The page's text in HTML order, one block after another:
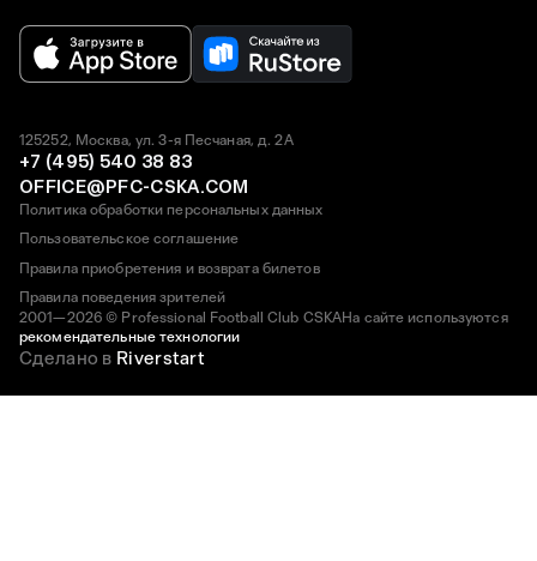
2001—2026 © Professional Football Club CSKAНа сайте используются
рекомендательные технологии
125252, Москва, ул. 3-я Песчаная, д. 2А
+7 (495) 540 38 83
OFFICE@PFC-CSKA.COM
Политика обработки персональных данных
Пользовательское соглашение
Правила приобретения и возврата билетов
Правила поведения зрителей
Сделано в Riverstart